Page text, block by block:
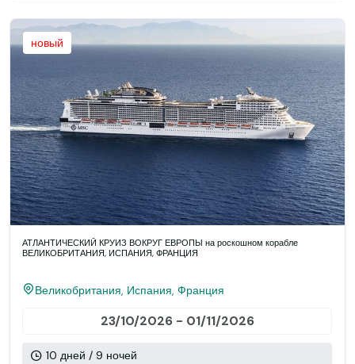
новый
АТЛАНТИЧЕСКИЙ КРУИЗ ВОКРУГ ЕВРОПЫ на роскошном корабле
ВЕЛИКОБРИТАНИЯ, ИСПАНИЯ, ФРАНЦИЯ
Великобритания, Испания, Франция
23/10/2026 - 01/11/2026
10 дней / 9 ночей